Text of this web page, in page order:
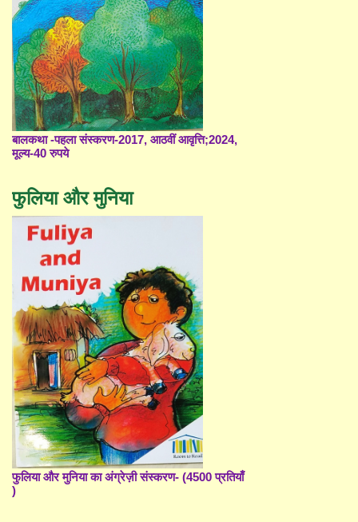
बालकथा -पहला संस्करण-2017, आठवीं आवृत्ति;2024,
मूल्य-40 रुपये
फुलिया और मुनिया
फुलिया और मुनिया का अंग्रेज़ी संस्करण- (4500 प्रतियाँ
)